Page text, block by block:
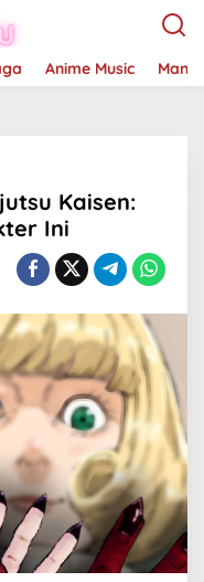
Anime Music
Kaisen:
Ini